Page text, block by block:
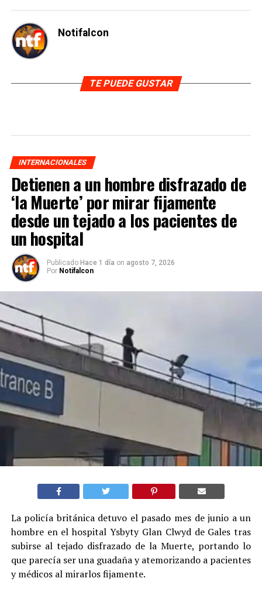
Notifalcon
TE PUEDE GUSTAR
INTERNACIONALES
Detienen a un hombre disfrazado de
‘la Muerte’ por mirar fijamente
desde un tejado a los pacientes de
un hospital
Publicado Hace 1 día on agosto 7, 2026
Por Notifalcon
La policía británica detuvo el pasado mes de junio a un
hombre en el hospital Ysbyty Glan Clwyd de Gales tras
subirse al tejado disfrazado de la Muerte, portando lo
que parecía ser una guadaña y atemorizando a pacientes
y médicos al mirarlos fijamente.